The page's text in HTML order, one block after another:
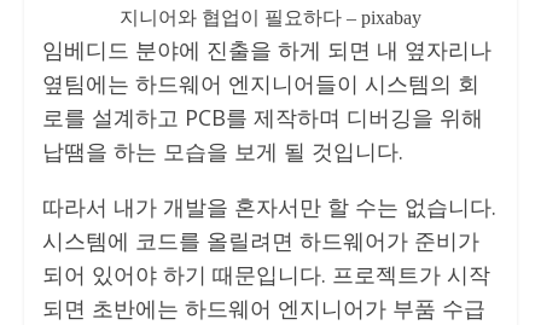
지니어와 협업이 필요하다 – pixabay
임베디드 분야에 진출을 하게 되면 내 옆자리나
옆팀에는 하드웨어 엔지니어들이 시스템의 회
로를 설계하고 PCB를 제작하며 디버깅을 위해
납땜을 하는 모습을 보게 될 것입니다.
따라서 내가 개발을 혼자서만 할 수는 없습니다.
시스템에 코드를 올릴려면 하드웨어가 준비가
되어 있어야 하기 때문입니다. 프로젝트가 시작
되면 초반에는 하드웨어 엔지니어가 부품 수급